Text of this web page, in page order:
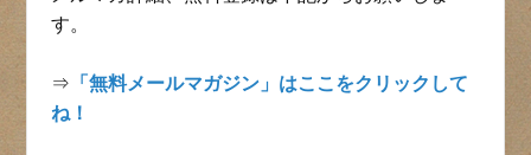
す。
⇒ 「無料メールマガジン」はここをクリックして
ね！